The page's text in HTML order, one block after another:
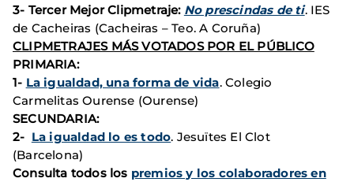
3- Tercer Mejor Clipmetraje: No prescindas de ti. IES
de Cacheiras (Cacheiras – Teo. A Coruña)
CLIPMETRAJES MÁS VOTADOS POR EL PÚBLICO
PRIMARIA:
1- La igualdad, una forma de vida. Colegio
Carmelitas Ourense (Ourense)
SECUNDARIA:
2- La igualdad lo es todo. Jesuïtes El Clot
(Barcelona)
Consulta todos los premios y los colaboradores en